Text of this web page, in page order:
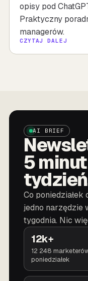
opisy pod
Praktyczny
managerów.
CZYTAJ DALEJ
AI BRIEF
5
Co
jedno narzędzie
tygodnia. Nic
12k+
12 248
poniedziałek